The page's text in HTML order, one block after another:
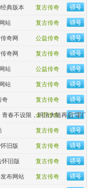
复古传奇
经典版本
复古传奇
站
公益传奇
奇网
复古传奇
奇网
公益传奇
站
复古传奇
站
复古传奇
奇
金币传奇
春不设限，玛法大陆再启“零门
复古传奇
复古传奇
旧版
复古传奇
怀旧版
复古传奇
布网站